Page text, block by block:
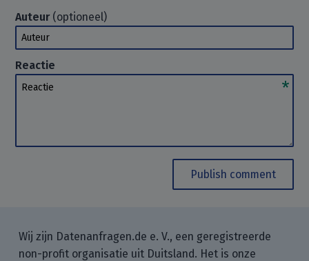
Auteur(optioneel)
Auteur
Reactie
Reactie
Publish comment
Wij zijn Datenanfragen.de e. V., een geregistreerde
non-profit organisatie uit Duitsland. Het is onze